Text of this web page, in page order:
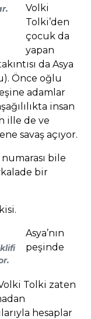
Volki
Tolki’den
çocuk da
yapan
da Asya
Önce oğlu
adamlar
insan
ille de ve
savaş açıyor.
bile
bir
Asya’nın
peşinde
Tolki zaten
hesaplar